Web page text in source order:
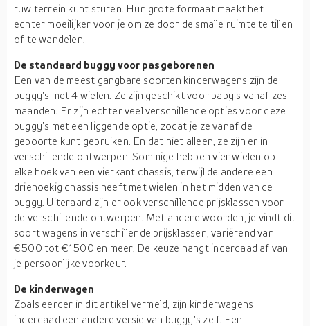
ruw terrein kunt sturen. Hun grote formaat maakt het
echter moeilijker voor je om ze door de smalle ruimte te tillen
of te wandelen.
De standaard buggy voor pasgeborenen
Een van de meest gangbare soorten kinderwagens zijn de
buggy's met 4 wielen. Ze zijn geschikt voor baby's vanaf zes
maanden. Er zijn echter veel verschillende opties voor deze
buggy's met een liggende optie, zodat je ze vanaf de
geboorte kunt gebruiken. En dat niet alleen, ze zijn er in
verschillende ontwerpen. Sommige hebben vier wielen op
elke hoek van een vierkant chassis, terwijl de andere een
driehoekig chassis heeft met wielen in het midden van de
buggy. Uiteraard zijn er ook verschillende prijsklassen voor
de verschillende ontwerpen. Met andere woorden, je vindt dit
soort wagens in verschillende prijsklassen, variërend van
€500 tot €1500 en meer. De keuze hangt inderdaad af van
je persoonlijke voorkeur.
De kinderwagen
Zoals eerder in dit artikel vermeld, zijn kinderwagens
inderdaad een andere versie van buggy's zelf. Een